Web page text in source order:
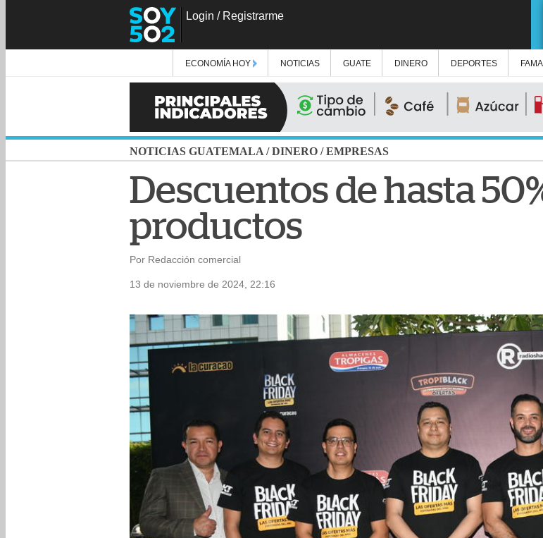
Login / Registrarme
ECONOMÍA HOY NOTICIAS GUATE DINERO DEPORTES FAMA
NOTICIAS GUATEMALA /DINERO /EMPRESAS
Descuentos de hasta
productos
Por Redacción comercial
13 de noviembre de 2024, 22:16